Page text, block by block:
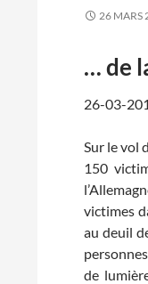
26 MARS
… de
26-03-
Sur le vol
150
victimes
au deuil
de